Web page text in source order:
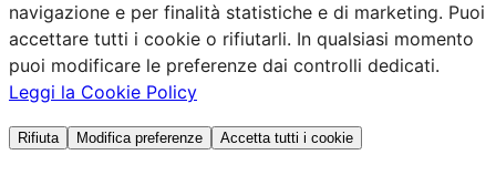
navigazione e per finalità statistiche e di marketing. Puoi
accettare tutti i cookie o rifiutarli. In qualsiasi momento
puoi modificare le preferenze dai controlli dedicati.
Leggi la Cookie Policy
Rifiuta Modifica preferenze Accetta tutti i cookie